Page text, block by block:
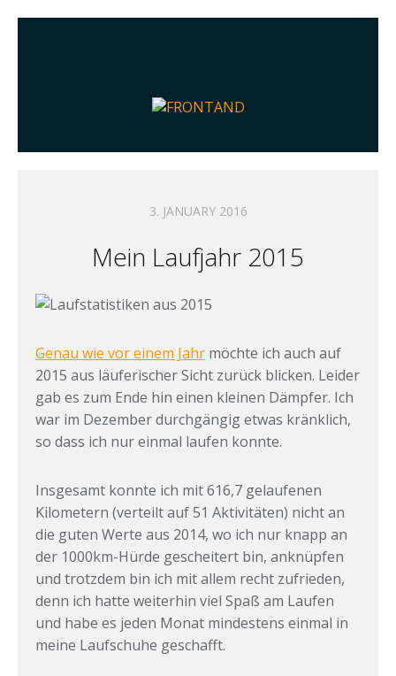
3. JANUARY 2016
Mein Laufjahr 2015
Genau wie vor einem Jahr möchte ich auch auf
2015 aus läuferischer Sicht zurück blicken. Leider
gab es zum Ende hin einen kleinen Dämpfer. Ich
war im Dezember durchgängig etwas kränklich,
so dass ich nur einmal laufen konnte.
Insgesamt konnte ich mit 616,7 gelaufenen
Kilometern (verteilt auf 51 Aktivitäten) nicht an
die guten Werte aus 2014, wo ich nur knapp an
der 1000km-Hürde gescheitert bin, anknüpfen
und trotzdem bin ich mit allem recht zufrieden,
denn ich hatte weiterhin viel Spaß am Laufen
und habe es jeden Monat mindestens einmal in
meine Laufschuhe geschafft.